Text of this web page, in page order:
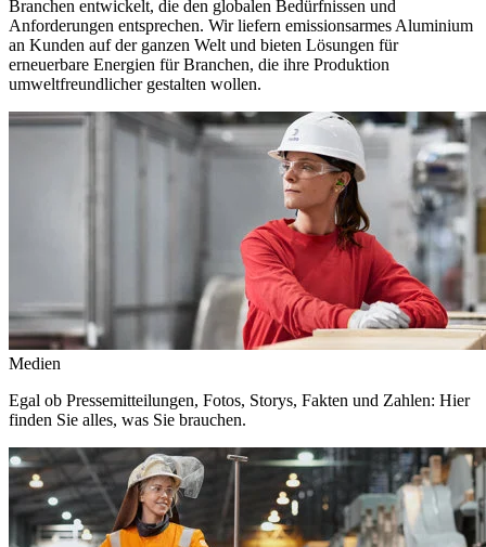
Branchen entwickelt, die den globalen Bedürfnissen und
Anforderungen entsprechen. Wir liefern emissionsarmes Aluminium
an Kunden auf der ganzen Welt und bieten Lösungen für
erneuerbare Energien für Branchen, die ihre Produktion
umweltfreundlicher gestalten wollen.
Medien
Egal ob Pressemitteilungen, Fotos, Storys, Fakten und Zahlen: Hier
finden Sie alles, was Sie brauchen.